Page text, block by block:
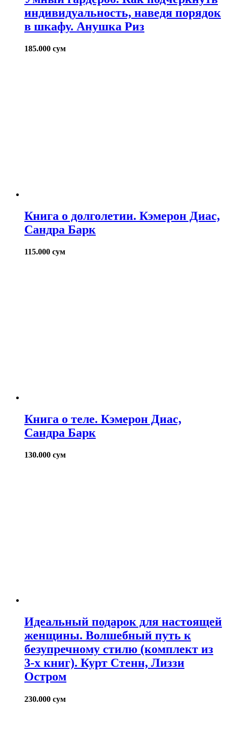
индивидуальность, наведя порядок
в шкафу. Анушка Риз
185.000 сум
Книга о долголетии. Кэмерон Диас,
Сандра Барк
115.000 сум
Книга о теле. Кэмерон Диас,
Сандра Барк
130.000 сум
Идеальный подарок для настоящей
женщины. Волшебный путь к
безупречному стилю (комплект из
3-х книг). Курт Стенн, Лиззи
Остром
230.000 сум